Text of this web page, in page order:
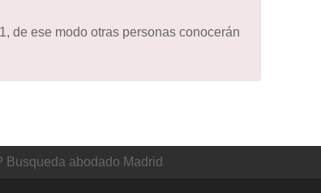
de ese modo otras personas conocerán
Busqueda abodado Madrid